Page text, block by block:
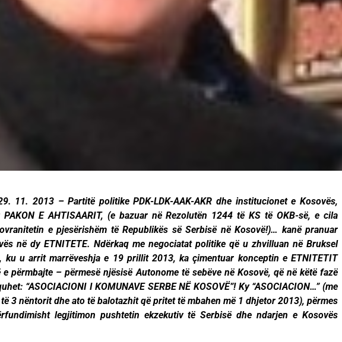
11. 2013 – Partitë politike PDK-LDK-AAK-AKR dhe institucionet e Kosovës,
E AHTISAARIT, (e bazuar në Rezolutën 1244 të KS të OKB-së, e cila
e pjesërishëm të Republikës së Serbisë në Kosovë!)… kanë pranuar
në dy ETNITETE. Ndërkaq me negociatat politike që u zhvilluan në Bruksel
ku u arrit marrëveshja e 19 prillit 2013, ka çimentuar konceptin e ETNITETIT
e përmbajte – përmesë njësisë Autonome të sebëve në Kosovë, që në këtë fazë
“ASOCIACIONI I KOMUNAVE SERBE NË KOSOVË”! Ky “ASOCIACION…” (me
3 nëntorit dhe ato të balotazhit që pritet të mbahen më 1 dhjetor 2013), përmes
legjitimon pushtetin ekzekutiv të Serbisë dhe ndarjen e Kosovës